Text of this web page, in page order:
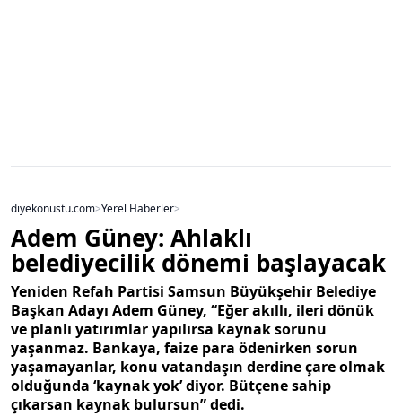
diyekonustu.com>Yerel Haberler>
Adem Güney: Ahlaklı
belediyecilik dönemi başlayacak
Yeniden Refah Partisi Samsun Büyükşehir Belediye
Başkan Adayı Adem Güney, “Eğer akıllı, ileri dönük
ve planlı yatırımlar yapılırsa kaynak sorunu
yaşanmaz. Bankaya, faize para ödenirken sorun
yaşamayanlar, konu vatandaşın derdine çare olmak
olduğunda ‘kaynak yok’ diyor. Bütçene sahip
çıkarsan kaynak bulursun” dedi.